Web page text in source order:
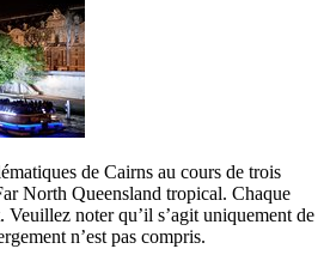
de Cairns au cours de trois
North Queensland tropical. Chaque
noter qu’il s’agit uniquement de
n’est pas compris.